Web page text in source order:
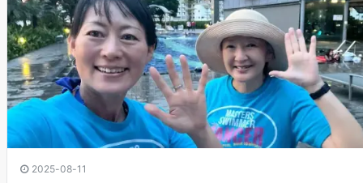
2025-08-11